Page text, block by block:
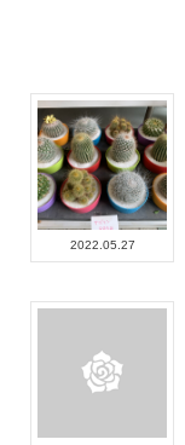
2022.05.27